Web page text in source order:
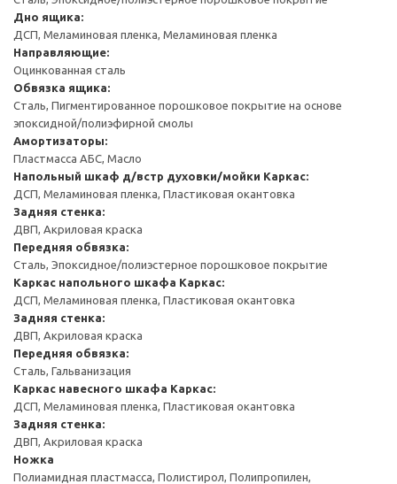
Дно ящика:
ДСП, Меламиновая пленка, Меламиновая пленка
Направляющие:
Оцинкованная сталь
Обвязка ящика:
Сталь, Пигментированное порошковое покрытие на основе
эпоксидной/полиэфирной смолы
Амортизаторы:
Пластмасса АБС, Масло
Напольный шкаф д/встр духовки/мойки Каркас:
ДСП, Меламиновая пленка, Пластиковая окантовка
Задняя стенка:
ДВП, Акриловая краска
Передняя обвязка:
Сталь, Эпоксидное/полиэстерное порошковое покрытие
Каркас напольного шкафа Каркас:
ДСП, Меламиновая пленка, Пластиковая окантовка
Задняя стенка:
ДВП, Акриловая краска
Передняя обвязка:
Сталь, Гальванизация
Каркас навесного шкафа Каркас:
ДСП, Меламиновая пленка, Пластиковая окантовка
Задняя стенка:
ДВП, Акриловая краска
Ножка
Полиамидная пластмасса, Полистирол, Полипропилен,